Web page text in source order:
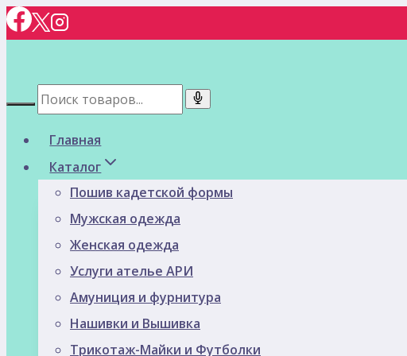
Перейти
к
Главная
Каталог
Пошив кадетской формы
Мужская одежда
Женская одежда
Услуги ателье АРИ
Амуниция и фурнитура
Нашивки и Вышивка
Трикотаж-Майки и Футболки